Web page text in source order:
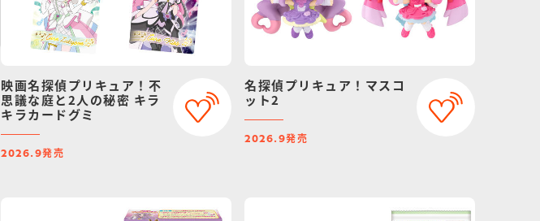
映画名探偵プリキュア！不
思議な庭と2人の秘密 キラ
キラカードグミ
2026.9発売
名探偵プリキュア！マスコ
ット2
2026.9発売